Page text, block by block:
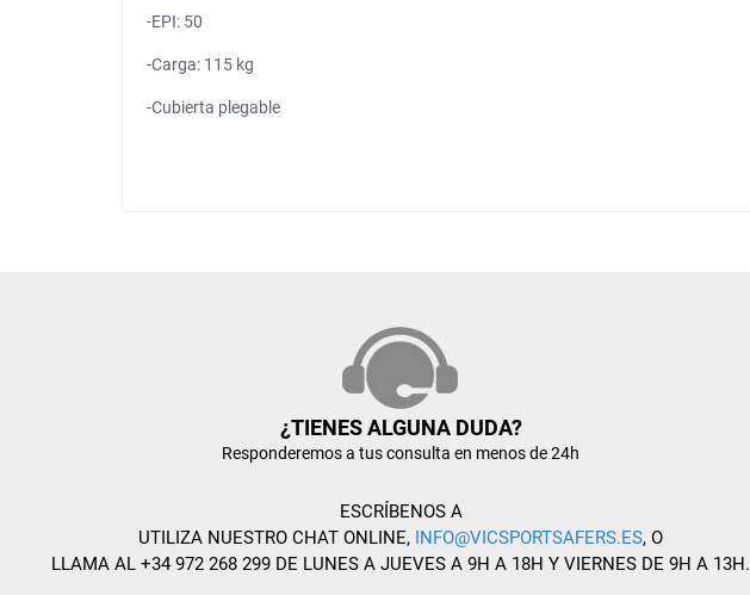
-EPI: 50
-Carga: 115 kg
-Cubierta plegable
¿TIENES ALGUNA DUDA?
Responderemos a tus consulta en menos de 24h
ESCRÍBENOS A
UTILIZA NUESTRO CHAT ONLINE, INFO@VICSPORTSAFERS.ES, O
LLAMA AL +34 972 268 299 DE LUNES A JUEVES A 9H A 18H Y VIERNES DE 9H A 13H.